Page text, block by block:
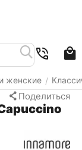
женские /
Поделиться